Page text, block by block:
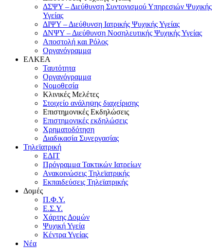
ΔΣΨΥ – Διεύθυνση Συντονισμού Υπηρεσιών Ψυχικής
Υγείας
ΔΙΨΥ – Διεύθυνση Ιατρικής Ψυχικής Υγείας
ΔΝΨΥ – Διεύθυνση Νοσηλευτικής Ψυχικής Υγείας
Αποστολή και Ρόλος
Οργανόγραμμα
ΕΛΚΕΑ
Ταυτότητα
Οργανόγραμμα
Νομοθεσία
Κλινικές Μελέτες
Στοιχείο ανάληψης διαχείρισης
Επιστημονικές Εκδηλώσεις
Επιστημονικές εκδηλώσεις
Χρηματοδότηση
Διαδικασία Συνεργασίας
Τηλεϊατρική
ΕΔΙΤ
Πρόγραμμα Τακτικών Ιατρείων
Ανακοινώσεις Τηλεϊατρικής
Εκπαιδεύσεις Τηλεϊατρικής
Δομές
Π.Φ.Υ.
Ε.Σ.Υ.
Χάρτης Δομών
Ψυχική Υγεία
Κέντρα Υγείας
Νέα